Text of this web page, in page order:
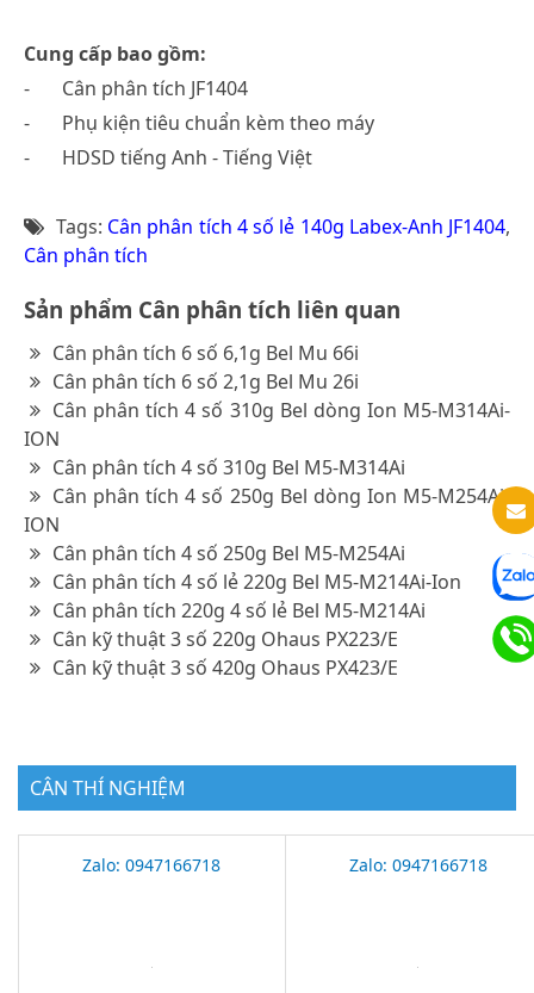
Cung cấp bao gồm:
-
Cân phân tích JF1404
-
Phụ kiện tiêu chuẩn kèm theo máy
-
HDSD tiếng Anh - Tiếng Việt
Tags: Cân phân tích 4 số lẻ 140g Labex-Anh JF1404,
Cân phân tích
Sản phẩm Cân phân tích liên quan
Cân phân tích 6 số 6,1g Bel Mu 66i
Cân phân tích 6 số 2,1g Bel Mu 26i
Cân phân tích 4 số 310g Bel dòng Ion M5-M314Ai-
ION
Cân phân tích 4 số 310g Bel M5-M314Ai
Cân phân tích 4 số 250g Bel dòng Ion M5-M254Ai-
ION
Cân phân tích 4 số 250g Bel M5-M254Ai
Cân phân tích 4 số lẻ 220g Bel M5-M214Ai-Ion
Cân phân tích 220g 4 số lẻ Bel M5-M214Ai
Cân kỹ thuật 3 số 220g Ohaus PX223/E
Cân kỹ thuật 3 số 420g Ohaus PX423/E
CÂN THÍ NGHIỆM
Zalo: 0947166718 Zalo: 0947166718